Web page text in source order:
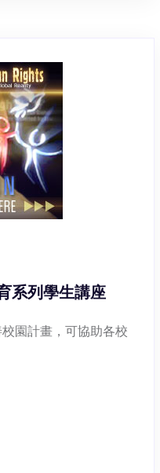
系列學生講座
園計畫，可協助各校